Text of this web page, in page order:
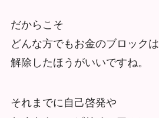
だからこそ
どんな方でもお金のブロックは
解除したほうがいいですね。
それまでに自己啓発や